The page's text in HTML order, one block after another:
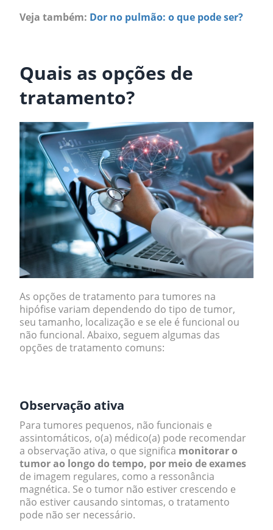
Veja também: Dor no pulmão: o que pode ser?
Quais as opções de
tratamento?
As opções de tratamento para tumores na
hipófise variam dependendo do tipo de tumor,
seu tamanho, localização e se ele é funcional ou
não funcional. Abaixo, seguem algumas das
opções de tratamento comuns:
Observação ativa
Para tumores pequenos, não funcionais e
assintomáticos, o(a) médico(a) pode recomendar
a observação ativa, o que significa monitorar o
tumor ao longo do tempo, por meio de exames
de imagem regulares, como a ressonância
magnética. Se o tumor não estiver crescendo e
não estiver causando sintomas, o tratamento
pode não ser necessário.